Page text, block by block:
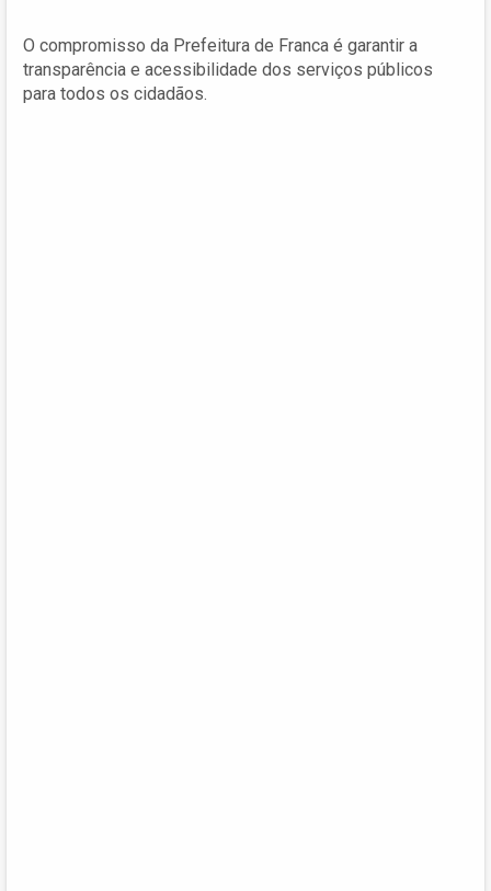
O compromisso da Prefeitura de Franca é garantir a
transparência e acessibilidade dos serviços públicos
para todos os cidadãos.